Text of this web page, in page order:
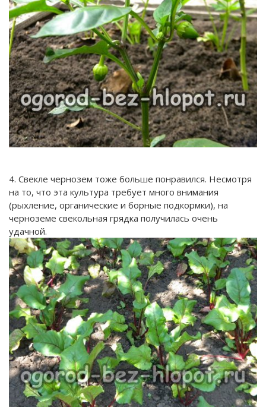
4. Свекле чернозем тоже больше понравился. Несмотря
на то, что эта культура требует много внимания
(рыхление, органические и борные подкормки), на
черноземе свекольная грядка получилась очень
удачной.